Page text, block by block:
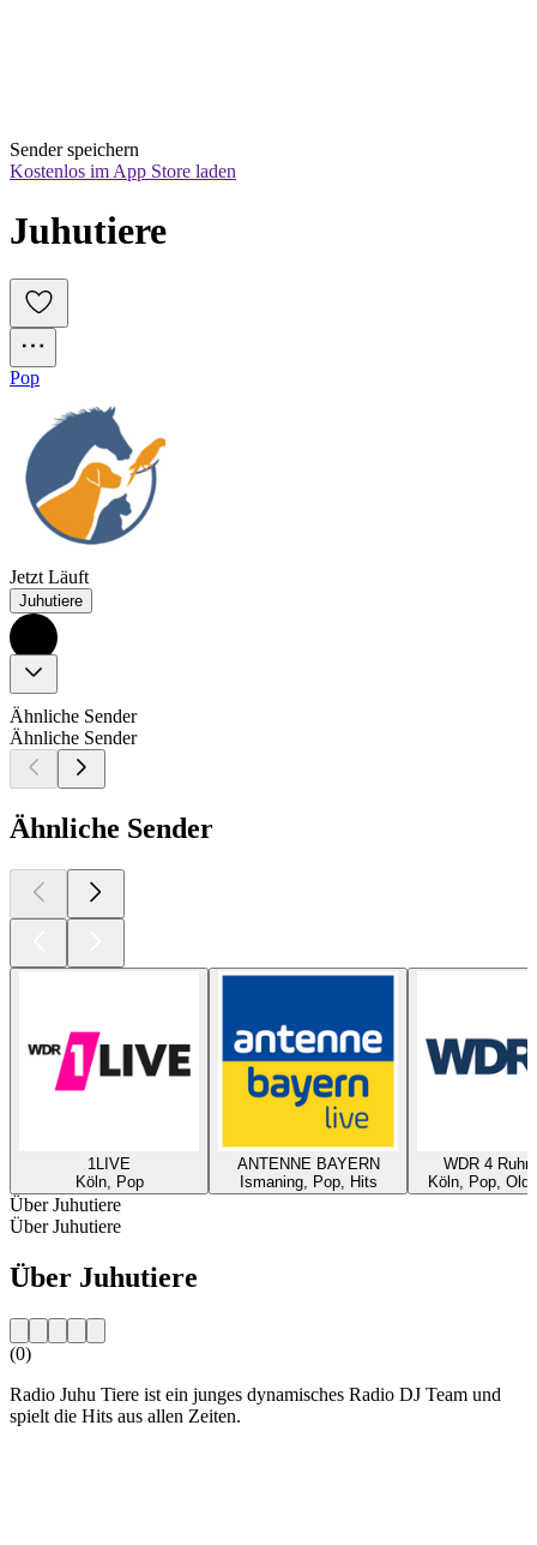
Sender speichern
Kostenlos im App Store laden
Juhutiere
Pop
Jetzt Läuft
Juhutiere
Ähnliche Sender
Ähnliche Sender
Ähnliche Sender
1LIVE
Köln, Pop
ANTENNE BAYERN
Ismaning, Pop, Hits
WDR 4
Köln, Pop,
Über Juhutiere
Über Juhutiere
Über Juhutiere
(0)
Radio Juhu Tiere ist ein junges dynamisches Radio DJ Team und
spielt die Hits aus allen Zeiten.